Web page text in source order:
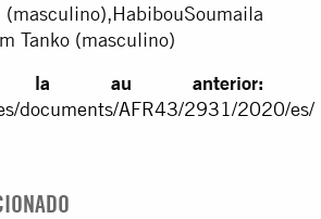
Tanko (masculino)
la au anterior:
documents/AFR43/2931/2020/es/